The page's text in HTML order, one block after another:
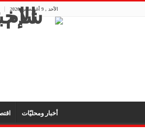
الأحد , 9 أغسطس 2026
أخبار ومحليّات